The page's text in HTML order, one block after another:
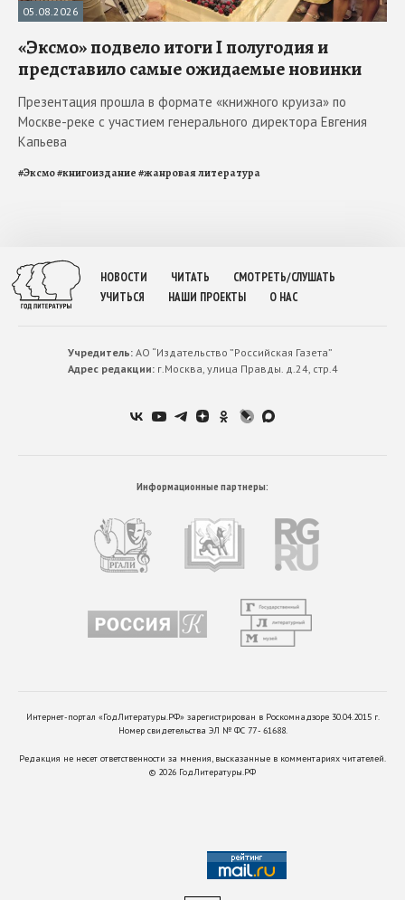
05.08.2026
«Эксмо» подвело итоги I полугодия и
представило самые ожидаемые новинки
Презентация прошла в формате «книжного круиза» по
Москве-реке с участием генерального директора Евгения
Капьева
#Эксмо#книгоиздание#жанровая литература
НОВОСТИ ЧИТАТЬ
СМОТРЕТЬ/СЛУШАТЬ
УЧИТЬСЯ
НАШИ ПРОЕКТЫ О НАС
Учредитель:АО “Издательство ”Российская Газета”
Адрес редакции:г.Москва, улица Правды. д.24, стр.4
Информационные партнеры:
Интернет-портал «ГодЛитературы.РФ» зарегистрирован в Роскомнадзоре 30.04.2015 г.
Номер свидетельства ЭЛ № ФС 77 - 61688.
Редакция не несет ответственности за мнения, высказанные в комментариях читателей.
© 2026 ГодЛитературы.РФ